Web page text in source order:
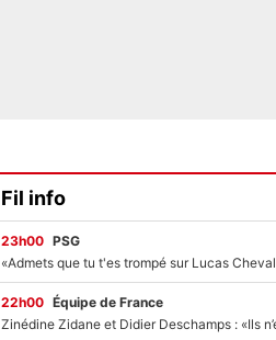
Fil info
23h00 PSG
22h00 Équipe de France